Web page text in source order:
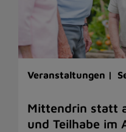
Veranstaltungen |
Mittendrin statt
und Teilhabe im